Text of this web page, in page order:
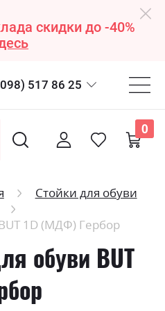
скидки до -40%
517 86 25
0
Стойки для обуви
1D (МДФ) Гербор
обуви BUT